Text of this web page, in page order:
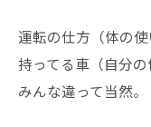
運転の仕方（体の
持ってる車（自分の
みんな違って当然。